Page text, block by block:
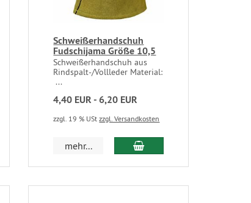
Schweißerhandschuh
Fudschijama Größe 10,5
Schweißerhandschuh aus
Rindspalt-/Vollleder Material:
...
4,40 EUR - 6,20 EUR
zzgl. 19 % UStzzgl. Versandkosten
mehr...